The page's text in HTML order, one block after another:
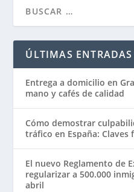
ÚLTIMAS ENTRADAS
Entrega a domicilio en
mano y cafés de calidad
Cómo demostrar
tráfico en España: Claves
El nuevo Reglamento de
regularizar a 500.000
abril